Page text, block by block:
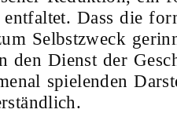
entfaltet. Dass die
Selbstzweck
den Dienst der
spielenden